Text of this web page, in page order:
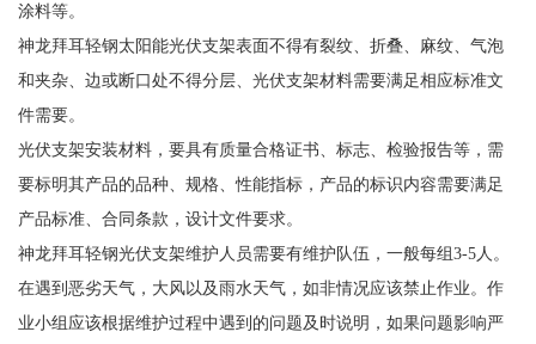
涂料等。
神龙拜耳轻钢太阳能光伏支架表面不得有裂纹、折叠、麻纹、气泡
和夹杂、边或断口处不得分层、光伏支架材料需要满足相应标准文
件需要。
光伏支架安装材料，要具有质量合格证书、标志、检验报告等，需
要标明其产品的品种、规格、性能指标，产品的标识内容需要满足
产品标准、合同条款，设计文件要求。
神龙拜耳轻钢光伏支架维护人员需要有维护队伍，一般每组3-5人。
在遇到恶劣天气，大风以及雨水天气，如非情况应该禁止作业。作
业小组应该根据维护过程中遇到的问题及时说明，如果问题影响严